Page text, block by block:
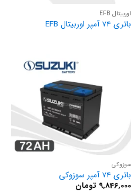
اوربیتال EFB
باتری 74 آمپر اوربیتال EFB
سوزوکی
باتری 74 آمپر سوزوکی
9,846,000 تومان